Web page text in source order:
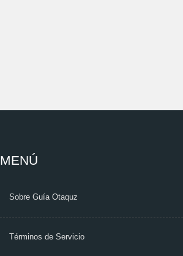
MENÚ
Sobre Guía Otaquz
Términos de Servicio